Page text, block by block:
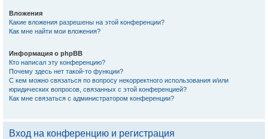
Вложения
Какие вложения разрешены на этой конференции?
Как мне найти мои вложения?
Информация о phpBB
Кто написал эту конференцию?
Почему здесь нет такой-то функции?
С кем можно связаться по вопросу некорректного использования и/или
юридических вопросов, связанных с этой конференцией?
Как мне связаться с администратором конференции?
Вход на конференцию и регистрация